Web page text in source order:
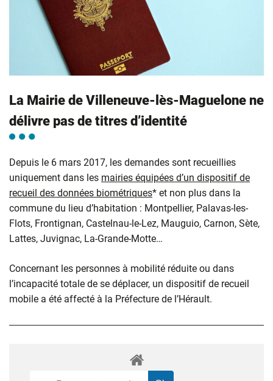
La Mairie de Villeneuve-lès-Maguelone ne
délivre pas de titres d’identité
Depuis le 6 mars 2017, les demandes sont recueillies
uniquement dans les mairies équipées d’un dispositif de
recueil des données biométriques* et non plus dans la
commune du lieu d’habitation : Montpellier, Palavas-les-
Flots, Frontignan, Castelnau-le-Lez, Mauguio, Carnon, Sète,
Lattes, Juvignac, La-Grande-Motte…
Concernant les personnes à mobilité réduite ou dans
l’incapacité totale de se déplacer, un dispositif de recueil
mobile a été affecté à la Préfecture de l’Hérault.